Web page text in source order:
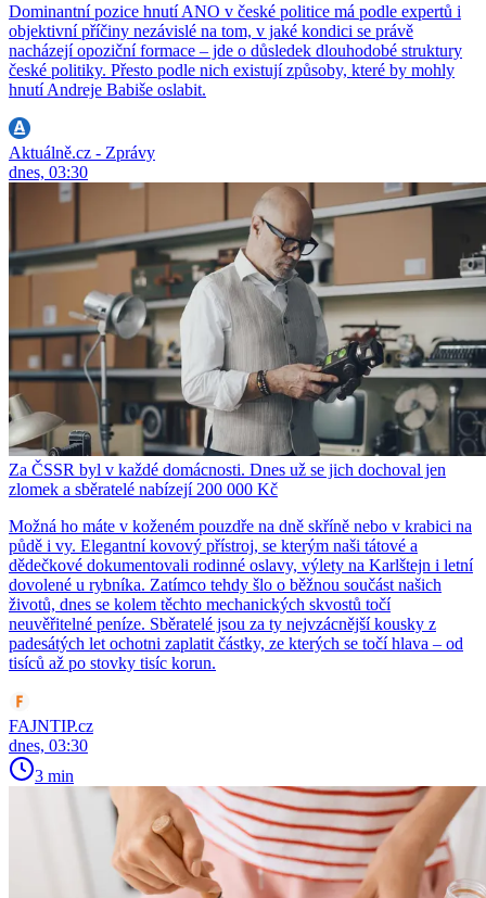
Dominantní pozice hnutí ANO v české politice má podle expertů i
objektivní příčiny nezávislé na tom, v jaké kondici se právě
nacházejí opoziční formace – jde o důsledek dlouhodobé struktury
české politiky. Přesto podle nich existují způsoby, které by mohly
hnutí Andreje Babiše oslabit.
Aktuálně.cz - Zprávy
dnes, 03:30
Za ČSSR byl v každé domácnosti. Dnes už se jich dochoval jen
zlomek a sběratelé nabízejí 200 000 Kč
Možná ho máte v koženém pouzdře na dně skříně nebo v krabici na
půdě i vy. Elegantní kovový přístroj, se kterým naši tátové a
dědečkové dokumentovali rodinné oslavy, výlety na Karlštejn i letní
dovolené u rybníka. Zatímco tehdy šlo o běžnou součást našich
životů, dnes se kolem těchto mechanických skvostů točí
neuvěřitelné peníze. Sběratelé jsou za ty nejvzácnější kousky z
padesátých let ochotni zaplatit částky, ze kterých se točí hlava – od
tisíců až po stovky tisíc korun.
FAJNTIP.cz
dnes, 03:30
3 min